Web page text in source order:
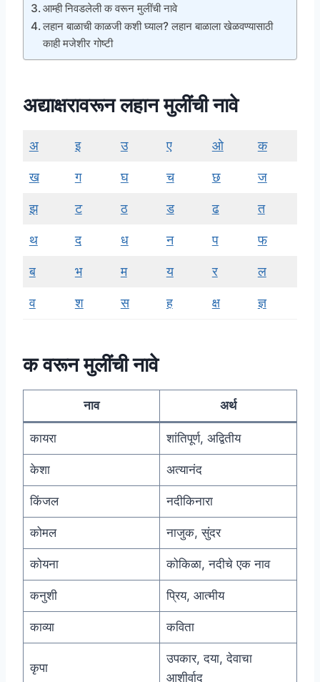
आम्ही निवडलेली क वरून मुलींची नावे
लहान बाळाची काळजी कशी घ्याल? लहान बाळाला खेळवण्यासाठी
काही मजेशीर गोष्टी
अद्याक्षरावरून लहान मुलींची नावे
अ इ उ ए ओ क
ख ग घ च छ ज
झ ट ठ ड ढ त
थ द ध न प फ
ब भ म य र ल
व श स ह क्ष ज्ञ
क वरून मुलींची नावे
नाव अर्थ
कायरा शांतिपूर्ण, अद्वितीय
केशा अत्यानंद
किंजल नदीकिनारा
कोमल नाजुक, सुंदर
कोयना कोकिळा, नदीचे एक नाव
कनुशी प्रिय, आत्मीय
काव्या कविता
कृपा
उपकार, दया, देवाचा
आशीर्वाद